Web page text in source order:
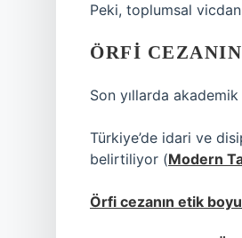
Peki, toplumsal
ÖRFI
Son yıllarda
Türkiye’de idari ve
belirtiliyor (Modern
Örfi cezanın etik